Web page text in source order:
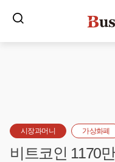
시장과머니 가상화폐
비트코인 1170